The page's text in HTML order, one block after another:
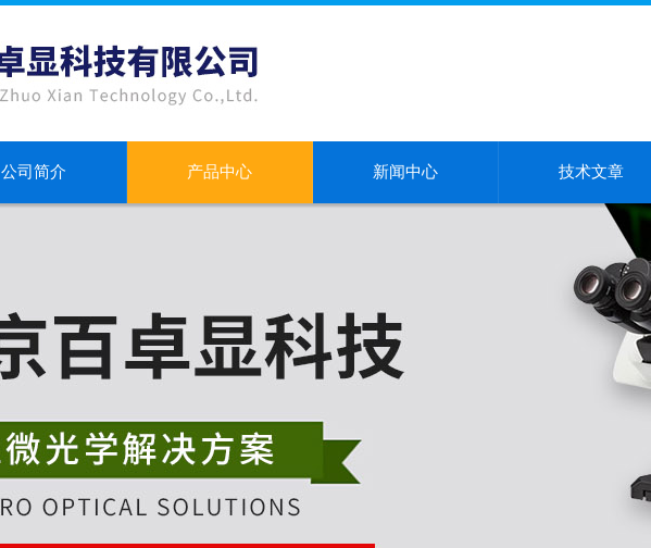
公司简介 产品中心 新闻中心 技术文章